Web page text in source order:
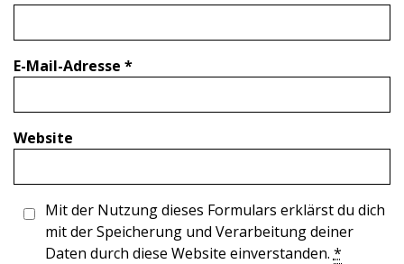
E-Mail-Adresse *
Website
Mit der Nutzung dieses Formulars erklärst du dich
mit der Speicherung und Verarbeitung deiner
Daten durch diese Website einverstanden. *